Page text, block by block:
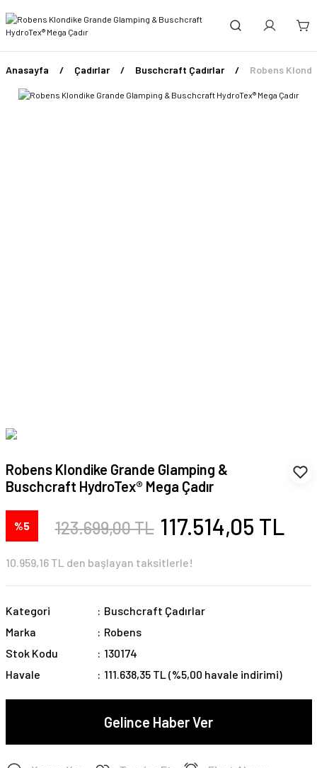
Anasayfa Çadırlar Buschcraft Çadırlar Robens
Robens Klondike Grande Glamping &
Buschcraft HydroTex® Mega Çadır
%5 123.699,00 TL 117.514,05 TL
10.959,16 TL den başlayan taksitlerle!
Kategori
Buschcraft Çadırlar
Marka
Robens
Stok Kodu
130174
Havale
111.638,35 TL (%5,00 havale indirimi)
Gelince Haber Ver